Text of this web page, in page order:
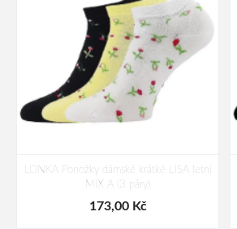
LONKA Ponožky dámské krátké LISA letní
MIX A (3 páry)
173,00 Kč